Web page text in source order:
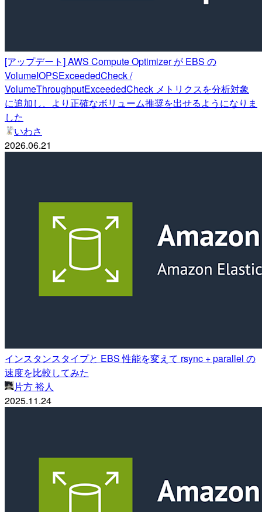
[アップデート] AWS Compute Optimizer が EBS の
VolumeIOPSExceededCheck /
VolumeThroughputExceededCheck メトリクスを分析対象
に追加し、より正確なボリューム推奨を出せるようになりま
した
いわさ
2026.06.21
インスタンスタイプと EBS 性能を変えて rsync + parallel の
速度を比較してみた
片方 裕人
2025.11.24